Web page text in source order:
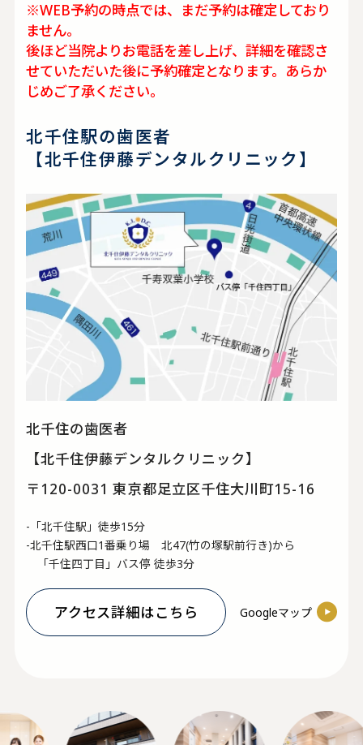
※WEB予約の時点では、まだ予約は確定しており
ません。
後ほど当院よりお電話を差し上げ、詳細を確認さ
せていただいた後に予約確定となります。あらか
じめご了承ください。
北千住駅の歯医者
【北千住伊藤デンタルクリニック】
北千住の歯医者
【北千住伊藤デンタルクリニック】
〒120-0031 東京都足立区千住大川町15-16
-「北千住駅」徒歩15分
-北千住駅西口1番乗り場 北47(竹の塚駅前行き)から
「千住四丁目」バス停 徒歩3分
アクセス詳細はこちら Googleマップ